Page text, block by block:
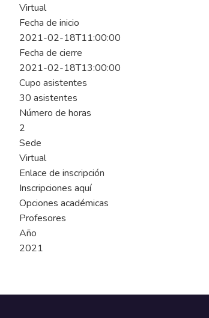
Virtual
Fecha de inicio
2021-02-18T11:00:00
Fecha de cierre
2021-02-18T13:00:00
Cupo asistentes
30 asistentes
Número de horas
2
Sede
Virtual
Enlace de inscripción
Inscripciones aquí
Opciones académicas
Profesores
Año
2021